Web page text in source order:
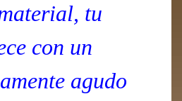
tu
con un
agudo